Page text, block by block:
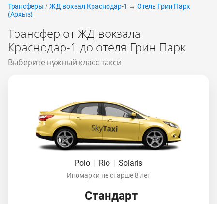
Трансферы / ЖД вокзал Краснодар-1 → Отель Грин Парк
(Apxыз)
Трансфер от ЖД вокзала
Краснодар-1 до отеля Грин Парк
Выберите нужный класс такси
Polo | Rio | Solaris
Иномарки не старше 8 лет
Стандарт